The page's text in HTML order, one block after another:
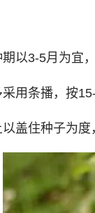
期以3-5月为宜
采用条播，按
以盖住种子为